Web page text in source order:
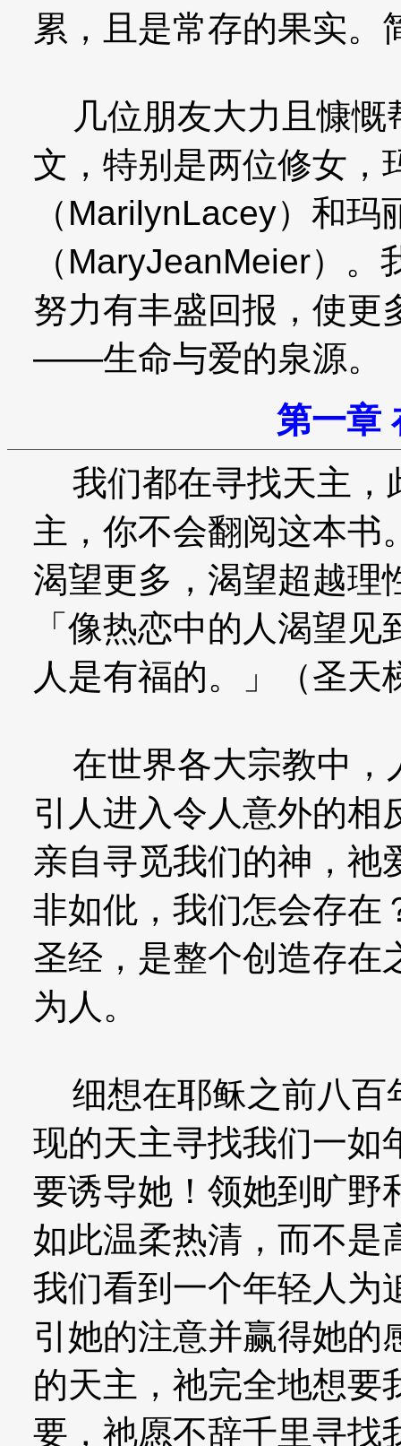
累，且是常存的果实。
几位朋友大力且慷慨
文，特别是两位修女，
（MarilynLacey）和玛
（MaryJeanMeier）
努力有丰盛回报，使更
——生命与爱的泉源。
第一章
我们都在寻找天主，
主，你不会翻阅这本书
渴望更多，渴望超越理
「像热恋中的人渴望
人是有福的。」（圣
在世界各大宗教中，
引人进入令人意外的相
亲自寻觅我们的神，祂
非如仳，我们怎会存在
圣经，是整个创造存在
为人。
细想在耶稣之前八百
现的天主寻找我们一如
要诱导她！领她到旷野
如此温柔热清，而不是
我们看到一个年轻人为
引她的注意并赢得她的
的天主，祂完全地想要
要，祂愿不辞千里寻